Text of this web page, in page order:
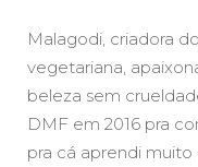
Malagodi, criadora
vegetariana,
beleza sem
DMF em 2016 pra
pra cá aprendi